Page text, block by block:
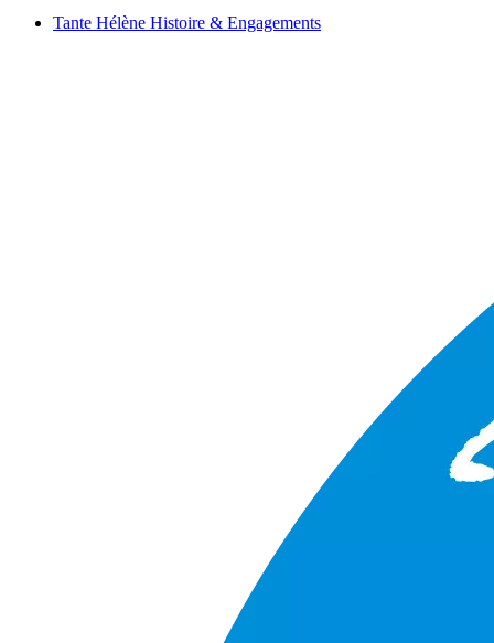
Tante Hélène Histoire & Engagements